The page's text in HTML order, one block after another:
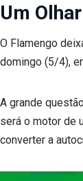
Um
O Flamengo
domingo (5/4),
A grande
será o motor de
converter a